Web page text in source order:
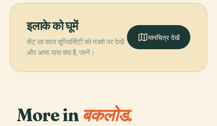
इलाके को घूमें
सेंट ला साल यूनिवर्सिटी को नक्शे पर देखें
और आस-पास क्या है, जानें।
मानचित्र देखें
More in बकलोड.